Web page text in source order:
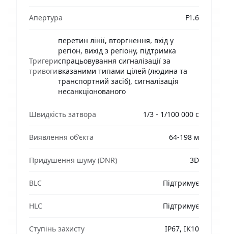
Апертура F1.6
Тригери
тривоги
перетин лінії, вторгнення, вхід у
регіон, вихід з регіону, підтримка
спрацьовування сигналізації за
вказаними типами цілей (людина та
транспортний засіб), сигналізація
несанкціонованого
Швидкість затвора 1/3 - 1/100 000 с
Виявлення об'єкта 64-198 м
Придушення шуму (DNR) 3D
BLC Підтримує
HLC Підтримує
Ступінь захисту IP67, IK10